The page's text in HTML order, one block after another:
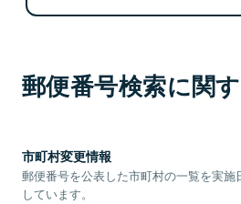
郵便番号検索に関
市町村変更情報
郵便番号を公表した市町村の一覧を実施
しています。